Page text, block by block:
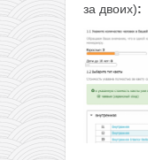
за двоих):